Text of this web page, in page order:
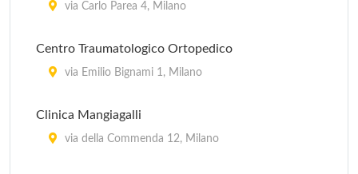
via Carlo Parea 4, Milano
Centro Traumatologico Ortopedico
via Emilio Bignami 1, Milano
Clinica Mangiagalli
via della Commenda 12, Milano